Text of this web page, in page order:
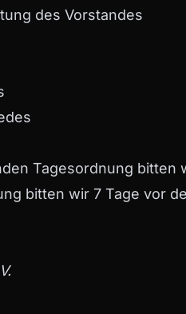
des Vorstandes
Tagesordnung bitten
bitten wir 7 Tage vor